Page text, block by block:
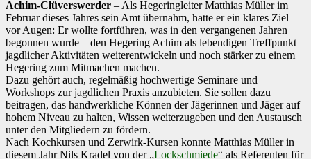
Achim-Clüverswerder – Als Hegeringleiter Matthias Müller im
Februar dieses Jahres sein Amt übernahm, hatte er ein klares Ziel
vor Augen: Er wollte fortführen, was in den vergangenen Jahren
begonnen wurde – den Hegering Achim als lebendigen Treffpunkt
jagdlicher Aktivitäten weiterentwickeln und noch stärker zu einem
Hegering zum Mitmachen machen.
Dazu gehört auch, regelmäßig hochwertige Seminare und
Workshops zur jagdlichen Praxis anzubieten. Sie sollen dazu
beitragen, das handwerkliche Können der Jägerinnen und Jäger auf
hohem Niveau zu halten, Wissen weiterzugeben und den Austausch
unter den Mitgliedern zu fördern.
Nach Kochkursen und Zerwirk-Kursen konnte Matthias Müller in
diesem Jahr Nils Kradel von der „Lockschmiede“ als Referenten für